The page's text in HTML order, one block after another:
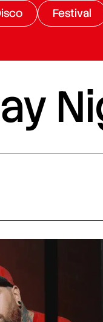
Festival